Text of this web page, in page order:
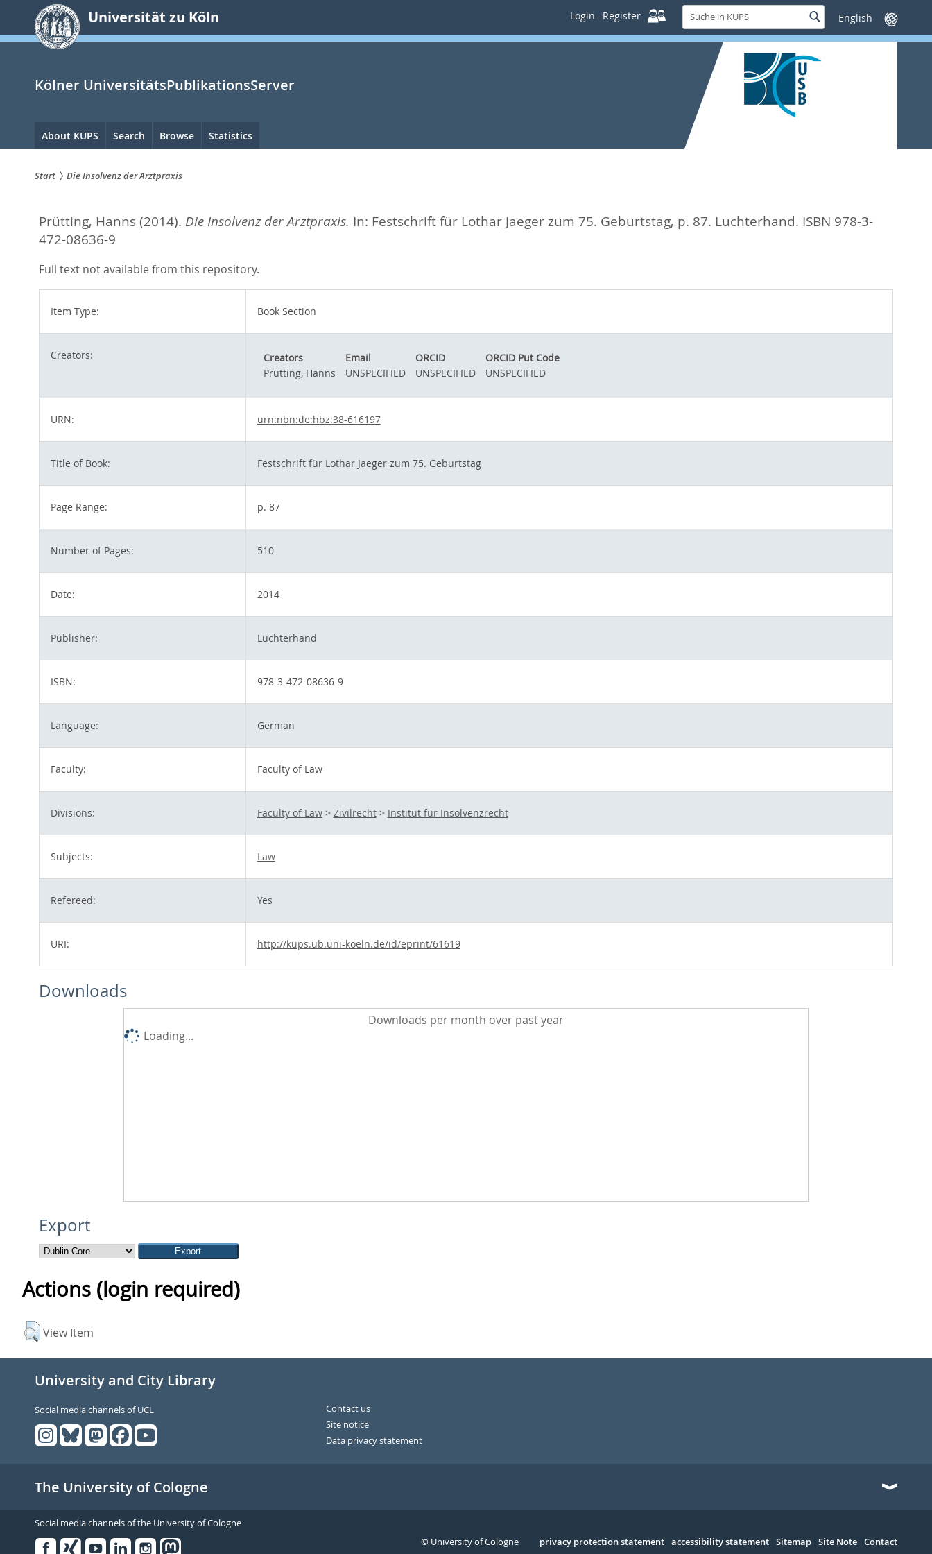
springen
Universität zu Köln Login Register
Suche
in
KUPS
SucheSprache
wechseln
Kölner UniversitätsPublikationsServer
Hauptnavigation
About KUPS Search Browse Statistics
sind
hier:
Start Die Insolvenz der Arztpraxis
Prütting, Hanns (2014). Die Insolvenz der Arztpraxis. In: Festschrift für Lothar Jaeger zum 75. Geburtstag, p. 87. Luchterhand. ISBN 978-3-
472-08636-9
Full text not available from this repository.
Item Type: Book Section
Creators: Creators Email ORCID
ORCID Put Code
Prütting, Hanns
UNSPECIFIED UNSPECIFIED UNSPECIFIED
URN: urn:nbn:de:hbz:38-616197
Title of Book: Festschrift für Lothar Jaeger zum 75. Geburtstag
Page Range: p. 87
Number of Pages: 510
Date: 2014
Publisher: Luchterhand
ISBN: 978-3-472-08636-9
Language: German
Faculty: Faculty of Law
Divisions: Faculty of Law> Zivilrecht> Institut für Insolvenzrecht
Subjects: Law
Refereed: Yes
URI: http://kups.ub.uni-koeln.de/id/eprint/61619
Downloads
Downloads per month over past year
Loading...
Export
Actions (login required)
View Item
University and City Library
Social media channels of UCL
Contact us
Site notice
Data privacy statement
The University of Cologne
Social media channels of the University of Cologne
Serivce
privacy protection statement accessibility statement Sitemap Site Note Contact
© University of Cologne